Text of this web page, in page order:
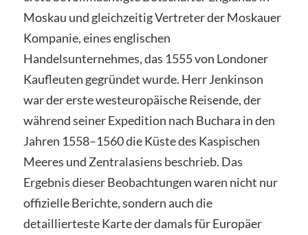
Moskau und gleichzeitig Vertreter der Moskauer
Kompanie, eines englischen
Handelsunternehmes, das 1555 von Londoner
Kaufleuten gegründet wurde. Herr Jenkinson
war der erste westeuropäische Reisende, der
während seiner Expedition nach Buchara in den
Jahren 1558–1560 die Küste des Kaspischen
Meeres und Zentralasiens beschrieb. Das
Ergebnis dieser Beobachtungen waren nicht nur
offizielle Berichte, sondern auch die
detaillierteste Karte der damals für Europäer